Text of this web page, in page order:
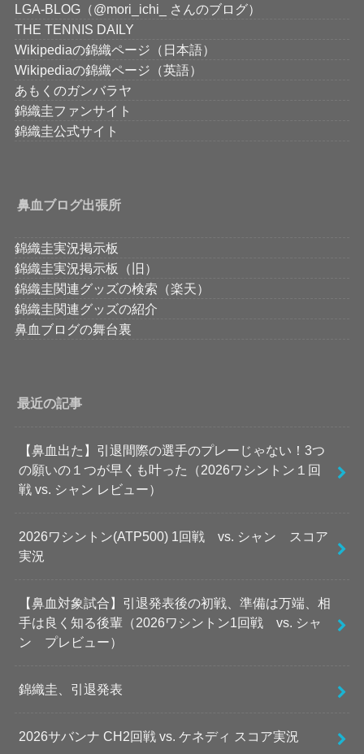
LGA-BLOG（@mori_ichi_ さんのブログ）
THE TENNIS DAILY
Wikipediaの錦織ページ（日本語）
Wikipediaの錦織ページ（英語）
あもくのガンバラヤ
錦織圭ファンサイト
錦織圭公式サイト
鼻血ブログ出張所
錦織圭実況掲示板
錦織圭実況掲示板（旧）
錦織圭関連グッズの検索（楽天）
錦織圭関連グッズの紹介
鼻血ブログの舞台裏
最近の記事
【鼻血出た】引退間際の選手のプレーじゃない！3つ
の願いの１つが早くも叶った（2026ワシントン１回
戦 vs. シャン レビュー）
2026ワシントン(ATP500) 1回戦 vs. シャン スコア
実況
【鼻血対象試合】引退発表後の初戦、準備は万端、相
手は良く知る後輩（2026ワシントン1回戦 vs. シャ
ン プレビュー）
錦織圭、引退発表
2026サバンナ CH2回戦 vs. ケネディ スコア実況